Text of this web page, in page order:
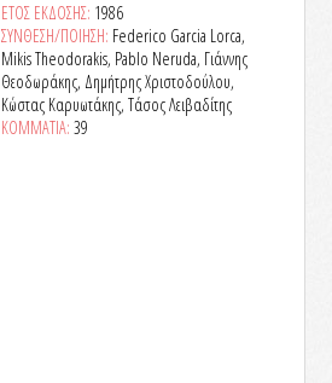
ΕΤΟΣ ΕΚΔΟΣΗΣ: 1986
ΣΥΝΘΕΣΗ/ΠΟΙΗΣΗ: Federico Garcia Lorca,
Mikis Theodorakis, Pablo Neruda, Γιάννης
Θεοδωράκης, Δημήτρης Χριστοδούλου,
Κώστας Καρυωτάκης, Τάσος Λειβαδίτης
ΚΟΜΜΑΤΙΑ: 39